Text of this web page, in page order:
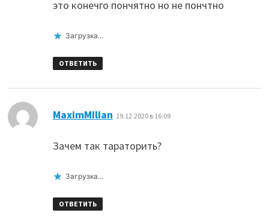
это конечго пончятно но не пончтно
Загрузка...
ОТВЕТИТЬ
MaximMIlIan 19.12.2020 в 16:09
Зачем так тараторить?
Загрузка...
ОТВЕТИТЬ